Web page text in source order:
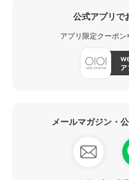
公式アプリで
アプリ限定クーポン
メールマガジン・